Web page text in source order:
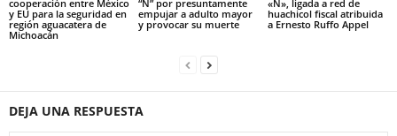
cooperación entre México
y EU para la seguridad en
región aguacatera de
Michoacán
“N” por presuntamente
empujar a adulto mayor
y provocar su muerte
«N», ligada a red de
huachicol fiscal atribuida
a Ernesto Ruffo Appel
DEJA UNA RESPUESTA